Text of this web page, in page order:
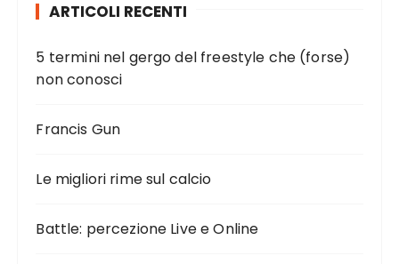
ARTICOLI RECENTI
5 termini nel gergo del freestyle che (forse)
non conosci
Francis Gun
Le migliori rime sul calcio
Battle: percezione Live e Online